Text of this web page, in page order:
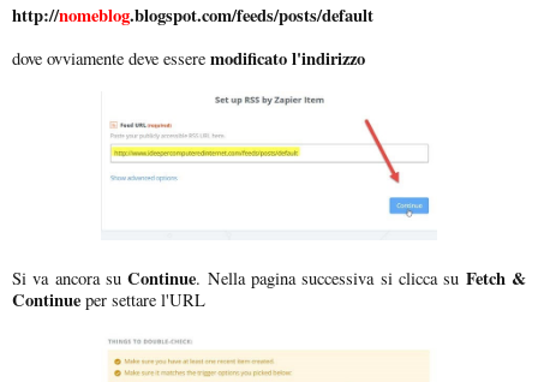
http://nomeblog.blogspot.com/feeds/posts/default
dove ovviamente deve essere modificato l'indirizzo
Si va ancora suContinue. Nella pagina successiva si clicca su Fetch &
Continue per settare l'URL